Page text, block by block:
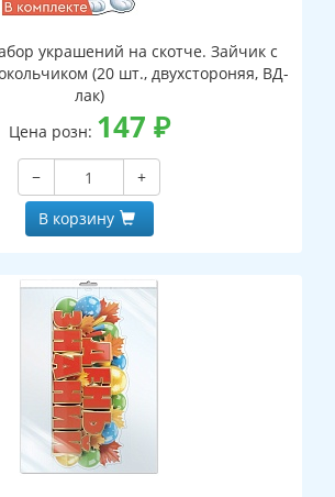
украшений на скотче. Зайчик с
(20 шт., двухстороняя, ВД-
лак)
Цена розн: 147 ₽
−
+
В корзину